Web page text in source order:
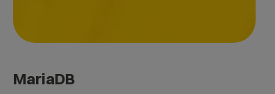
MariaDB